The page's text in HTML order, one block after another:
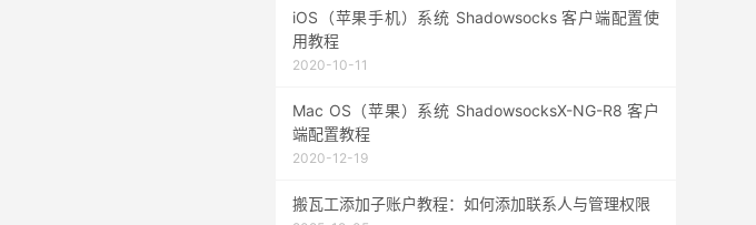
iOS（苹果手机）系统 Shadowsocks 客户端配置使
用教程
2020-10-11
Mac OS（苹果）系统 ShadowsocksX-NG-R8 客户
端配置教程
2020-12-19
搬瓦工添加子账户教程：如何添加联系人与管理权限